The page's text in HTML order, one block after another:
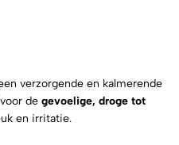
verzorgende en kalmerende
de gevoelige, droge tot
en irritatie.